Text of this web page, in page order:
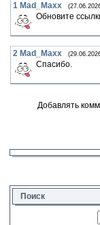
1 Mad_Maxx
Обновите
2 Mad_Maxx
Спасибо.
Добавлять
Поиск